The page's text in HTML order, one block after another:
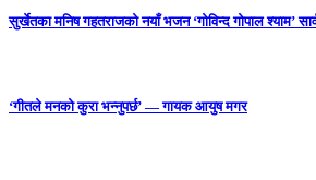
सुर्खेतका मनिष गहतराजको नयाँ भजन ‘गोविन्द गोपाल श्याम’
‘गीतले मनको कुरा भन्नुपर्छ’ — गायक आयुष मगर